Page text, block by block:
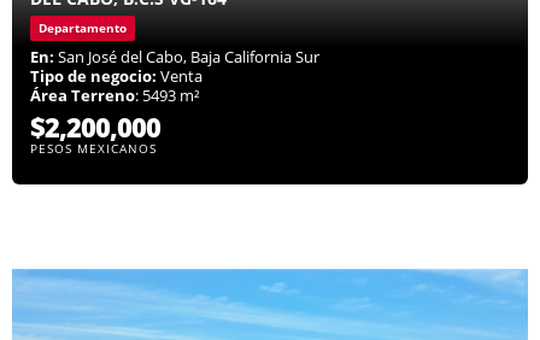
Departamento
En: San José del Cabo, Baja California Sur
Tipo de negocio: Venta
Área Terreno: 5493 m²
$2,200,000
PESOS MEXICANOS